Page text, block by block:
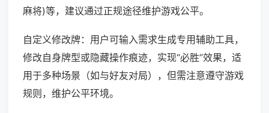
麻将)等，建议通过正规途径维护游戏公平。
自定义修改牌：用户可输入需求生成专用辅助工具，
修改自身牌型或隐藏操作痕迹，实现“必胜”效果，适
用于多种场景（如与好友对局），但需注意遵守游戏
规则，维护公平环境。